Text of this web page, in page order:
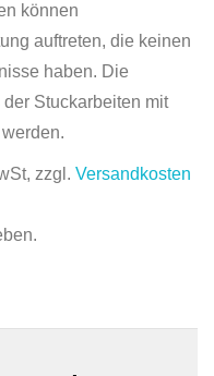
können
auftreten, die keinen
haben. Die
Stuckarbeiten mit
zzgl. Versandkosten